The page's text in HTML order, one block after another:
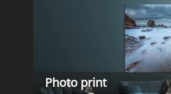
Photo print